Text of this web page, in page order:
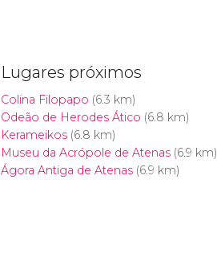
Lugares próximos
Colina Filopapo (6.3 km)
Odeão de Herodes Ático (6.8 km)
Kerameikos(6.8 km)
Museu da Acrópole de Atenas(6.9 km)
Ágora Antiga de Atenas(6.9 km)